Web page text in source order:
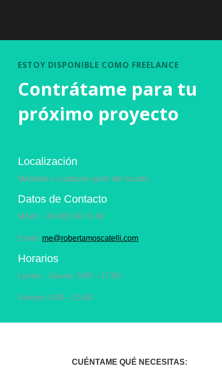
ESTOY DISPONIBLE COMO FREELANCE
Contrátame para tu
próximo proyecto
Localización
Marbella o cualquier parte del mundo.
Datos de Contacto
Móvil: + 34 665 40 74 48
Email: me@robertamoscatelli.com
Horarios
Lunes – Jueves: 9:00 – 17:00
Viernes: 9:00 – 15:00
CUÉNTAME QUÉ NECESITAS: